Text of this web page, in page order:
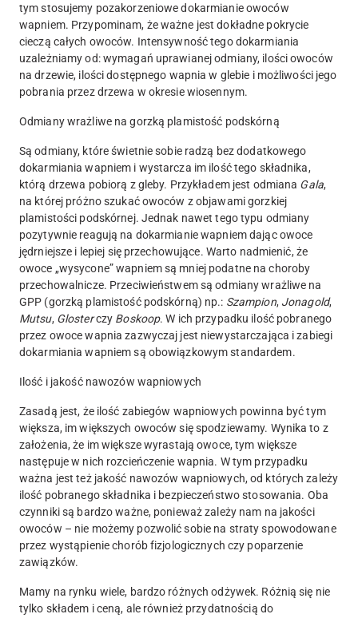
tym stosujemy pozakorzeniowe dokarmianie owoców
wapniem. Przypominam, że ważne jest dokładne pokrycie
cieczą całych owoców. Intensywność tego dokarmiania
uzależniamy od: wymagań uprawianej odmiany, ilości owoców
na drzewie, ilości dostępnego wapnia w glebie i możliwości jego
pobrania przez drzewa w okresie wiosennym.
Odmiany wrażliwe na gorzką plamistość podskórną
Są odmiany, które świetnie sobie radzą bez dodatkowego
dokarmiania wapniem i wystarcza im ilość tego składnika,
którą drzewa pobiorą z gleby. Przykładem jest odmiana Gala,
na której próżno szukać owoców z objawami gorzkiej
plamistości podskórnej. Jednak nawet tego typu odmiany
pozytywnie reagują na dokarmianie wapniem dając owoce
jędrniejsze i lepiej się przechowujące. Warto nadmienić, że
owoce „wysycone” wapniem są mniej podatne na choroby
przechowalnicze. Przeciwieństwem są odmiany wrażliwe na
GPP (gorzką plamistość podskórną) np.: Szampion, Jonagold,
Mutsu, Glosterczy Boskoop. W ich przypadku ilość pobranego
przez owoce wapnia zazwyczaj jest niewystarczająca i zabiegi
dokarmiania wapniem są obowiązkowym standardem.
Ilość i jakość nawozów wapniowych
Zasadą jest, że ilość zabiegów wapniowych powinna być tym
większa, im większych owoców się spodziewamy. Wynika to z
założenia, że im większe wyrastają owoce, tym większe
następuje w nich rozcieńczenie wapnia. W tym przypadku
ważna jest też jakość nawozów wapniowych, od których zależy
ilość pobranego składnika i bezpieczeństwo stosowania. Oba
czynniki są bardzo ważne, ponieważ zależy nam na jakości
owoców – nie możemy pozwolić sobie na straty spowodowane
przez wystąpienie chorób fizjologicznych czy poparzenie
zawiązków.
Mamy na rynku wiele, bardzo różnych odżywek. Różnią się nie
tylko składem i ceną, ale również przydatnością do